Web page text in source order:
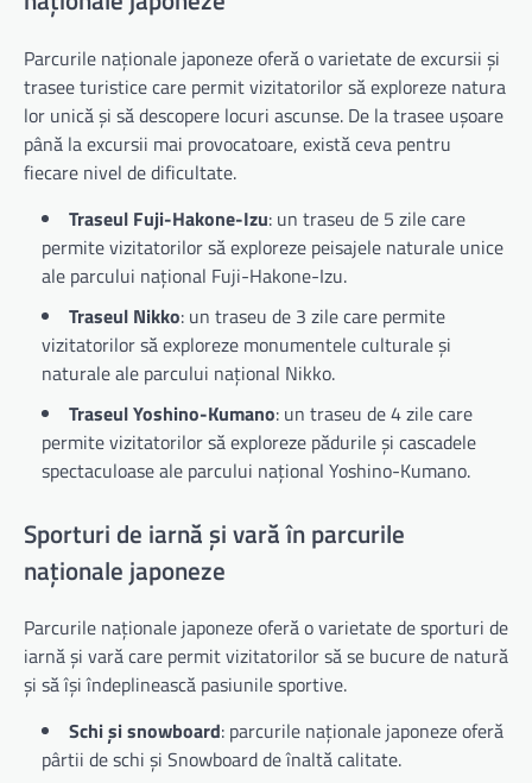
Parcurile naționale japoneze oferă o varietate de excursii și
trasee turistice care permit vizitatorilor să exploreze natura
lor unică și să descopere locuri ascunse. De la trasee ușoare
până la excursii mai provocatoare, există ceva pentru
fiecare nivel de dificultate.
Traseul Fuji-Hakone-Izu: un traseu de 5 zile care
permite vizitatorilor să exploreze peisajele naturale unice
ale parcului național Fuji-Hakone-Izu.
Traseul Nikko: un traseu de 3 zile care permite
vizitatorilor să exploreze monumentele culturale și
naturale ale parcului național Nikko.
Traseul Yoshino-Kumano: un traseu de 4 zile care
permite vizitatorilor să exploreze pădurile și cascadele
spectaculoase ale parcului național Yoshino-Kumano.
Sporturi de iarnă și vară în parcurile
naționale japoneze
Parcurile naționale japoneze oferă o varietate de sporturi de
iarnă și vară care permit vizitatorilor să se bucure de natură
și să își îndeplinească pasiunile sportive.
Schi și snowboard: parcurile naționale japoneze oferă
pârtii de schi și Snowboard de înaltă calitate.